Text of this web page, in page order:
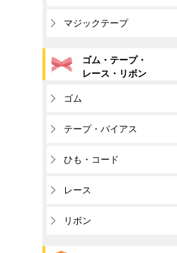
マジックテープ
ゴム・テープ・
レース・リボン
ゴム
テープ・バイアス
ひも・コード
レース
リボン